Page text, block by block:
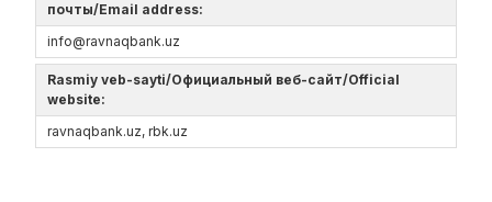
почты/Email address:
info@ravnaqbank.uz
Rasmiy veb-sayti/Официальный веб-сайт/Official
website:
ravnaqbank.uz, rbk.uz